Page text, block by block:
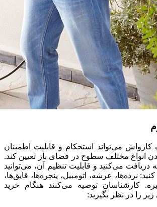
می‌تواند استحکام و قابلیت اطمینان
انواع مختلف سطوح در فضای باز تعیین کند.
دریافت می‌کنید و قابلیت تنظیم آن، می‌توانید
نرده‌ها، عرشه، اتومبیل، پنجره‌ها، قایق‌ها،
کارشناسان توصیه می‌کنند هنگام خرید
را در نظر بگیرید: